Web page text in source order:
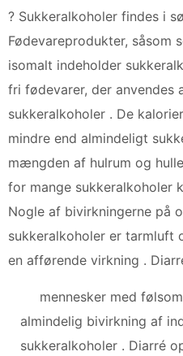
? Sukkeralkoholer findes i
Fødevareprodukter, såsom
isomalt indeholder
fri fødevarer, der anvendes
sukkeralkoholer . De
mindre end almindeligt
mængden af ​​hulrum og
for mange sukkeralkoholer
Nogle af bivirkningerne på
sukkeralkoholer er tarmluft
en afførende virkning .
mennesker med
almindelig bivirkning af
sukkeralkoholer . Diarré